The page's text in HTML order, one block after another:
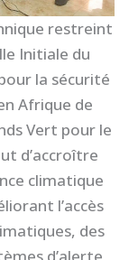
restreint
Initiale du
la sécurité
Afrique de
Vert pour le
d’accroître
climatique
l’accès
des